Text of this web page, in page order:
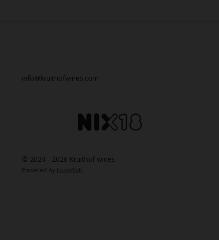
info@kruithofwines.com
© 2024 - 2026 Kruithof wines
Powered by JouwWeb